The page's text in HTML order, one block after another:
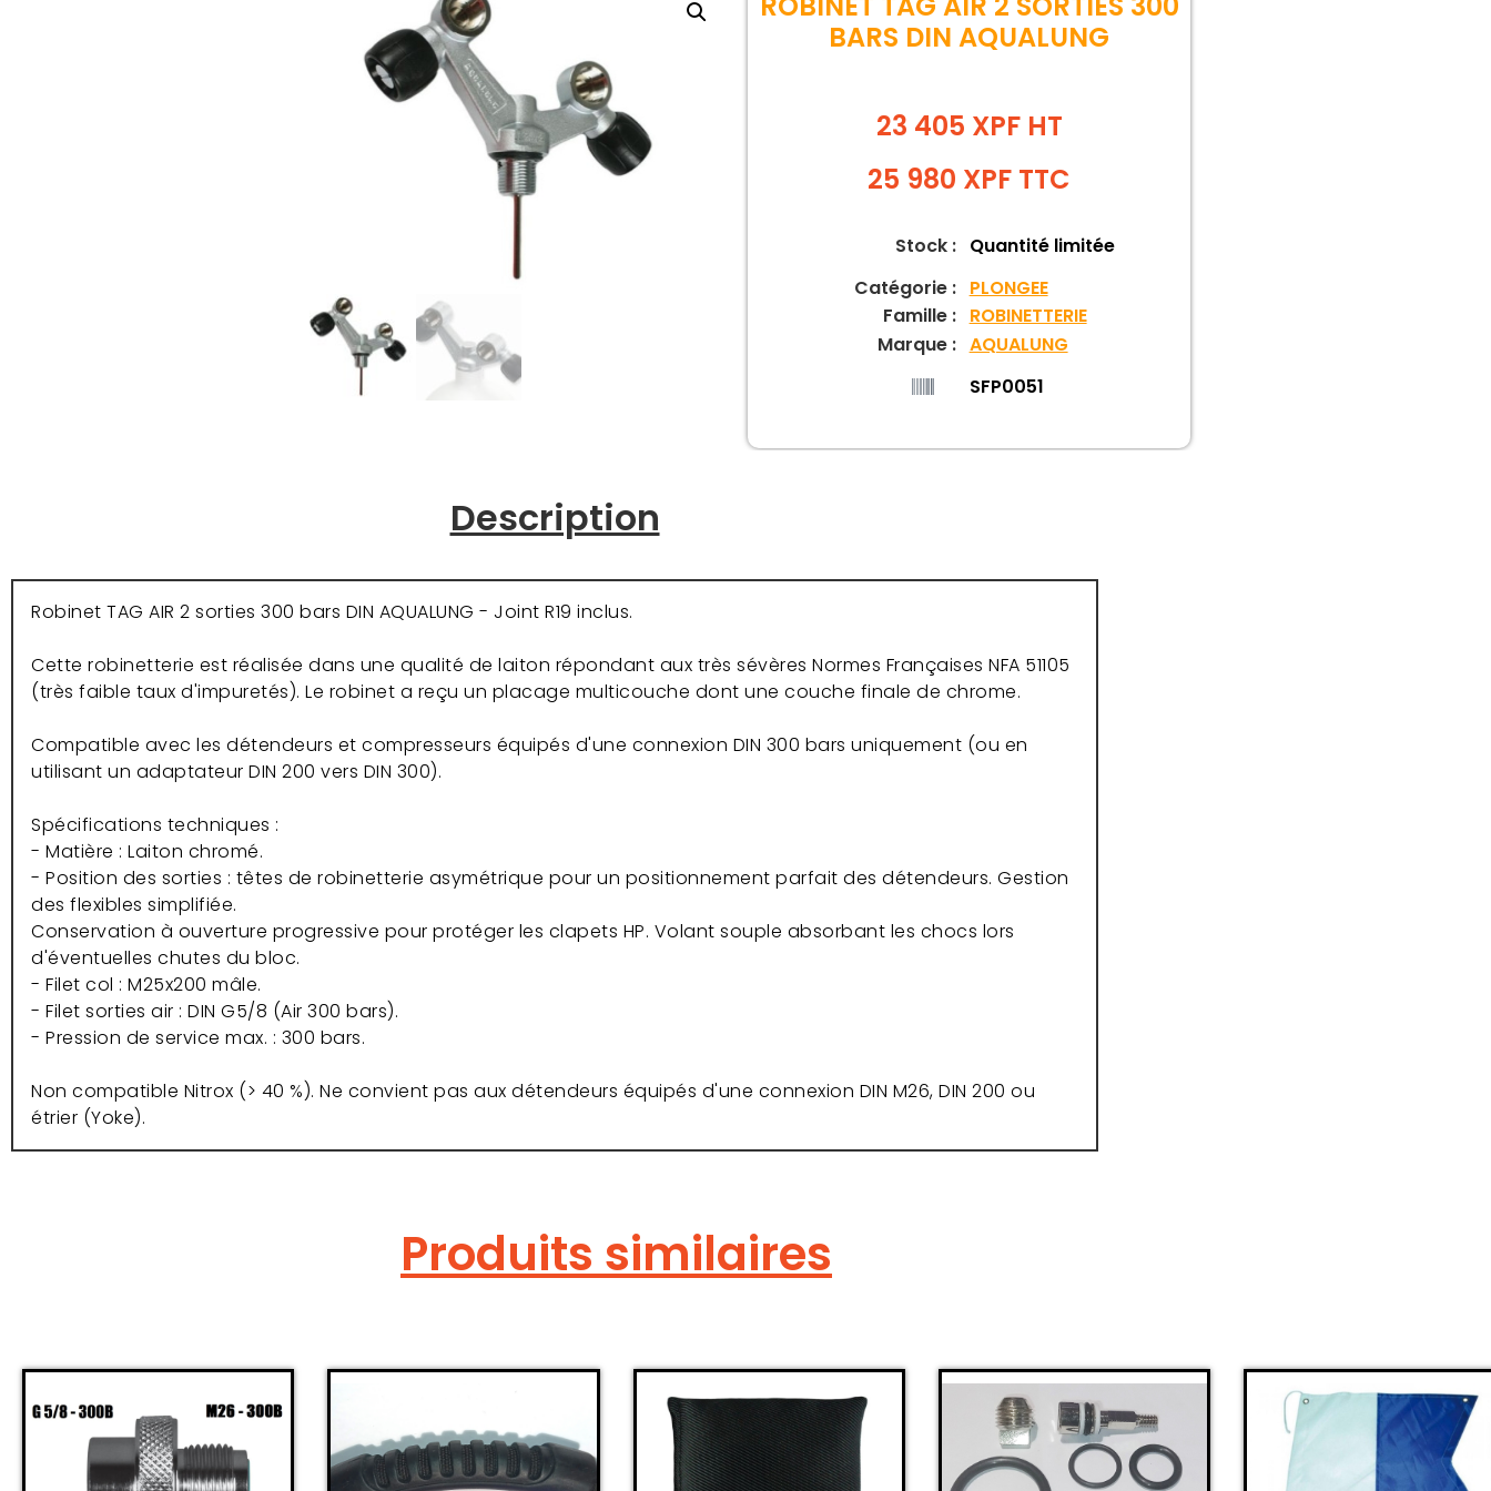
BARS DIN AQUALUNG
23 405 XPF HT
25 980 XPF TTC
Stock : Quantité limitée
Catégorie : PLONGEE
Famille : ROBINETTERIE
Marque : AQUALUNG
SFP0051
Description
Robinet TAG AIR 2 sorties 300 bars DIN AQUALUNG - Joint R19 inclus.
Cette robinetterie est réalisée dans une qualité de laiton répondant aux très sévères Normes Françaises NFA 51105
(très faible taux d'impuretés). Le robinet a reçu un placage multicouche dont une couche finale de chrome.
Compatible avec les détendeurs et compresseurs équipés d'une connexion DIN 300 bars uniquement (ou en
utilisant un adaptateur DIN 200 vers DIN 300).
Spécifications techniques :
- Matière : Laiton chromé.
- Position des sorties : têtes de robinetterie asymétrique pour un positionnement parfait des détendeurs. Gestion
des flexibles simplifiée.
Conservation à ouverture progressive pour protéger les clapets HP. Volant souple absorbant les chocs lors
d'éventuelles chutes du bloc.
- Filet col : M25x200 mâle.
- Filet sorties air : DIN G5/8 (Air 300 bars).
- Pression de service max. : 300 bars.
Non compatible Nitrox (> 40 %). Ne convient pas aux détendeurs équipés d'une connexion DIN M26, DIN 200 ou
étrier (Yoke).
Produits similaires